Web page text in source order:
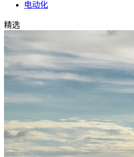
电动化
精选